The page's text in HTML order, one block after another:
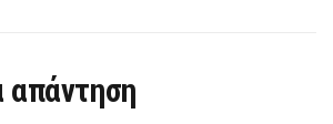
απάντηση